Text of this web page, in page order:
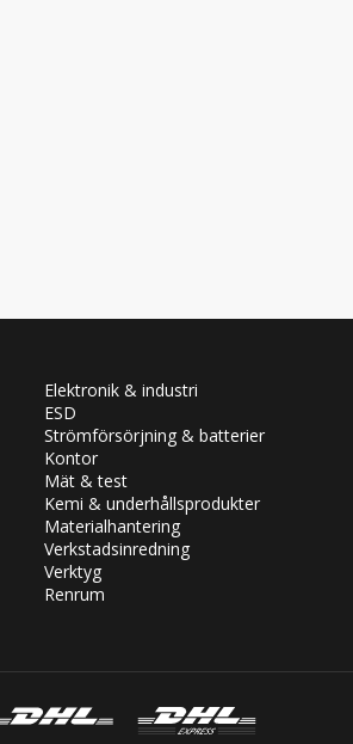
Elektronik & industri
ESD
Strömförsörjning & batterier
Kontor
Mät & test
Kemi & underhållsprodukter
Materialhantering
Verkstadsinredning
Verktyg
Renrum